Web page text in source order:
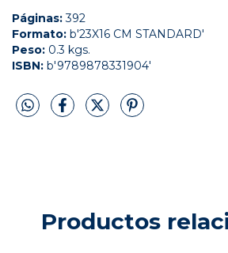
Páginas:392
Formato: b'23X16 CM STANDARD'
Peso: 0.3 kgs.
ISBN: b'9789878331904'
Productos